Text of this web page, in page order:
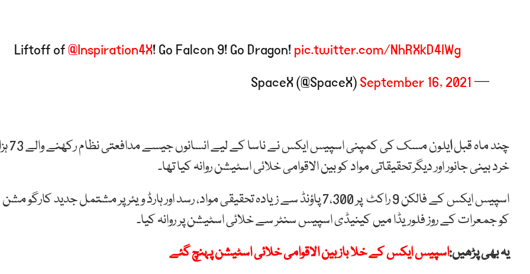
Liftoff of@Inspiration4X! Go Falcon 9! Go Dragon!pic.twitter.com/NhRXkD4IWg
— SpaceX (@SpaceX)
September 16, 2021
چند ماہ قبلا
یلون مسک کی کمپنی اسپیس ایکس
خرد بینی جانور اور دیگر تحقیقاتی مواد کو بین الاقوامی خلائی اسٹیشن روانہ کیا تھا۔
اسپیس ایکس کے فالکن 9 راکٹ پر 7،300 پاؤنڈ سے زیادہ تحقیقی مواد، رسد اور ہارڈ ویئر پر مشتمل جدید کارگو مشن
کو جمعرات کے روز فلوریڈا میں کینیڈی اسپیس سنٹر سے خلائی اسٹیشن پر روانہ کیا۔
یہ بھی پڑھیں:اسپیس ایکس کے خلا باز بین الاقوامی خلائی اسٹیشن پہنچ گئے